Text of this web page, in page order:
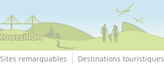
Sites remarquables Destinations touristiques